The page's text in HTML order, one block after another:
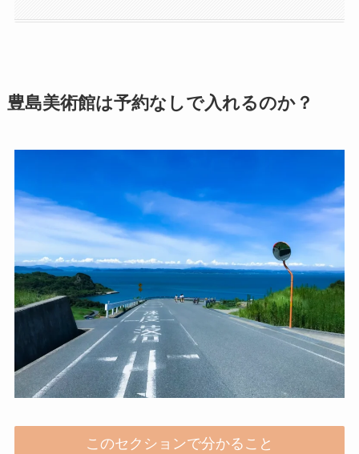
豊島美術館は予約なしで入れるのか？
このセクションで分かること